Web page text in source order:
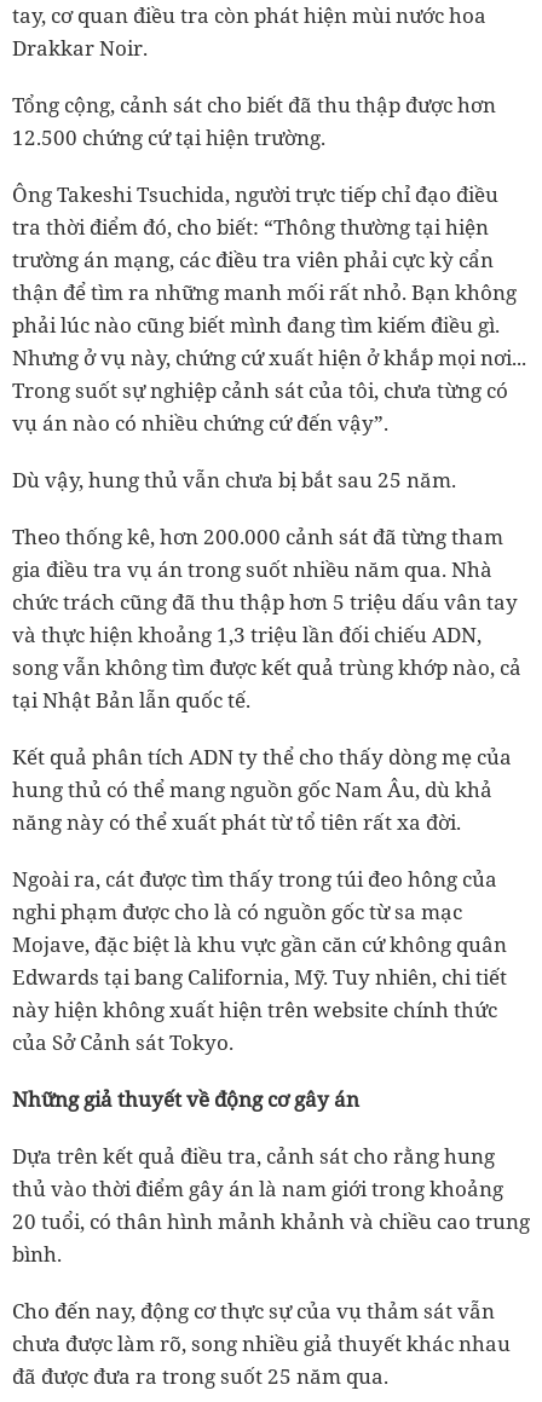
tay, cơ quan điều tra còn phát hiện mùi nước hoa
Drakkar Noir.
Tổng cộng, cảnh sát cho biết đã thu thập được hơn
12.500 chứng cứ tại hiện trường.
Ông Takeshi Tsuchida, người trực tiếp chỉ đạo điều
tra thời điểm đó, cho biết: “Thông thường tại hiện
trường án mạng, các điều tra viên phải cực kỳ cẩn
thận để tìm ra những manh mối rất nhỏ. Bạn không
phải lúc nào cũng biết mình đang tìm kiếm điều gì.
Nhưng ở vụ này, chứng cứ xuất hiện ở khắp mọi nơi...
Trong suốt sự nghiệp cảnh sát của tôi, chưa từng có
vụ án nào có nhiều chứng cứ đến vậy”.
Dù vậy, hung thủ vẫn chưa bị bắt sau 25 năm.
Theo thống kê, hơn 200.000 cảnh sát đã từng tham
gia điều tra vụ án trong suốt nhiều năm qua. Nhà
chức trách cũng đã thu thập hơn 5 triệu dấu vân tay
và thực hiện khoảng 1,3 triệu lần đối chiếu ADN,
song vẫn không tìm được kết quả trùng khớp nào, cả
tại Nhật Bản lẫn quốc tế.
Kết quả phân tích ADN ty thể cho thấy dòng mẹ của
hung thủ có thể mang nguồn gốc Nam Âu, dù khả
năng này có thể xuất phát từ tổ tiên rất xa đời.
Ngoài ra, cát được tìm thấy trong túi đeo hông của
nghi phạm được cho là có nguồn gốc từ sa mạc
Mojave, đặc biệt là khu vực gần căn cứ không quân
Edwards tại bang California, Mỹ. Tuy nhiên, chi tiết
này hiện không xuất hiện trên website chính thức
của Sở Cảnh sát Tokyo.
Những giả thuyết về động cơ gây án
Dựa trên kết quả điều tra, cảnh sát cho rằng hung
thủ vào thời điểm gây án là nam giới trong khoảng
20 tuổi, có thân hình mảnh khảnh và chiều cao trung
bình.
Cho đến nay, động cơ thực sự của vụ thảm sát vẫn
chưa được làm rõ, song nhiều giả thuyết khác nhau
đã được đưa ra trong suốt 25 năm qua.